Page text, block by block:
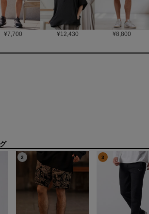
¥7,700 ¥12,430 ¥8,800
2 3